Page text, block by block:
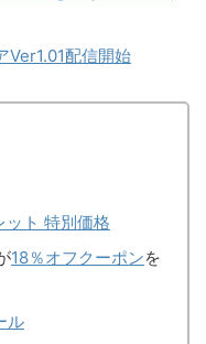
Ver1.01配信開始
ト 特別価格
18％オフクーポンを
ル